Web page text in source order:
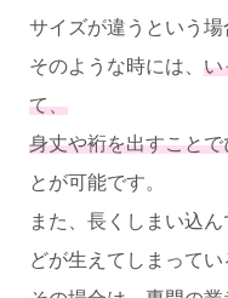
サイズが違うという場
そのような時には、 い
て、
身丈や裄を出すこと
とが可能です。
また、長くしまい込
どが生えてしまってい